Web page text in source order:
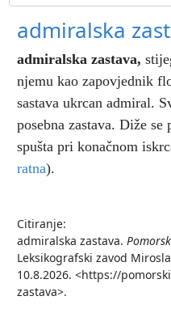
admiralska
admiralska zastava,
njemu kao zapovjednik
sastava ukrcan admiral.
posebna zastava. Diže
spušta pri konačnom
ratna).
Citiranje:
admiralska zastava.
Leksikografski zavod
10.8.2026. <https://
zastava>.